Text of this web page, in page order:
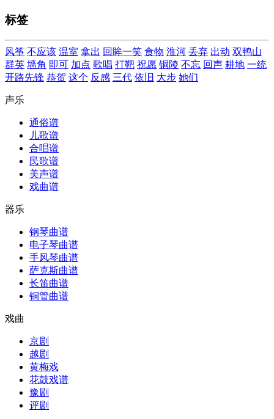
标签
风筝 不应该 温室 拿出 回眸一笑 食物 淮河 丢弃 出动 双鸭山
群英 墙角 即可 加点 歌唱 打靶 祝愿 铜陵 不忘 回声 耕地 一统
开路先锋 恭贺 这个 反感 三代 依旧 大步 她们
声乐
通俗谱
儿歌谱
合唱谱
民歌谱
美声谱
戏曲谱
器乐
钢琴曲谱
电子琴曲谱
手风琴曲谱
萨克斯曲谱
长笛曲谱
铜管曲谱
戏曲
京剧
越剧
黄梅戏
花鼓戏谱
豫剧
评剧